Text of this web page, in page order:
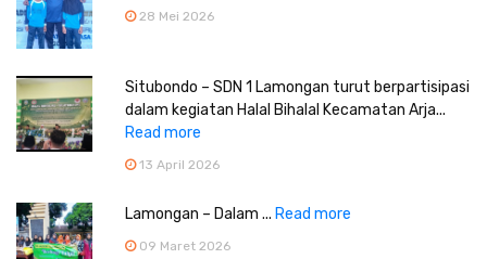
28 Mei 2026
Situbondo – SDN 1 Lamongan turut berpartisipasi
dalam kegiatan Halal Bihalal Kecamatan Arja...
Read more
13 April 2026
Lamongan – Dalam ... Read more
09 Maret 2026